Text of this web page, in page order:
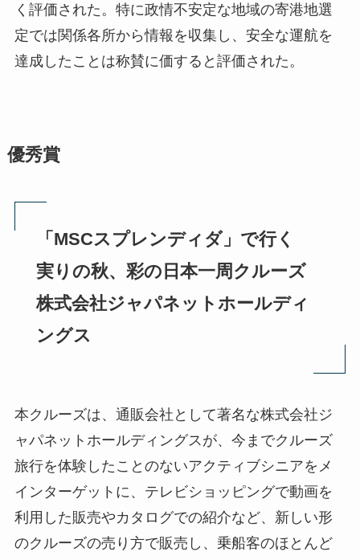
く評価された。特に政情不安定な地域の寄港地選
定では関係各所から情報を収集し、安全な運航を
達成したことは称賛に価すると評価された。
優秀賞
「MSCスプレンディダ」で行く
実りの秋、彩の日本一周クルーズ
株式会社ジャパネットホールディ
ングス
本クルーズは、通販会社として著名な株式会社ジ
ャパネットホールディングスが、今までクルーズ
旅行を体験したことのないアクティブシニアをメ
インターゲットに、テレビショッピングで動画を
利用した販売やカタログでの紹介など、新しい形
のクルーズの売り方で販売し、乗船客のほとんど